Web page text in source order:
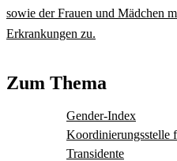
sowie der Frauen und Mädchen
Erkrankungen zu.
Zum Thema
Gender-Index
Koordinierungsstelle
Transidente